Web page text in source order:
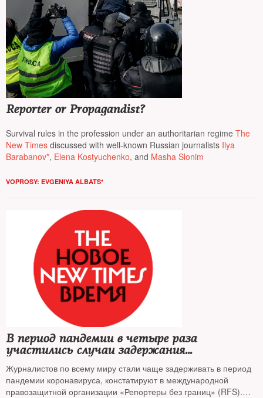
Reporter or Propagandist?
Survival rules in the profession under an authoritarian regime The
New Times discussed with well-known Russian journalists Ilya
Barabanov*, Elena Kostyuchenko, and Masha Slonim
VOPROSY: EVGENIYA ALBATS*
В период пандемии в четыре раза
участились случаи задержания
журналистов
Журналистов по всему миру стали чаще задерживать в период
пандемии коронавируса, констатируют в международной
правозащитной организации «Репортеры без границ» (RFS).